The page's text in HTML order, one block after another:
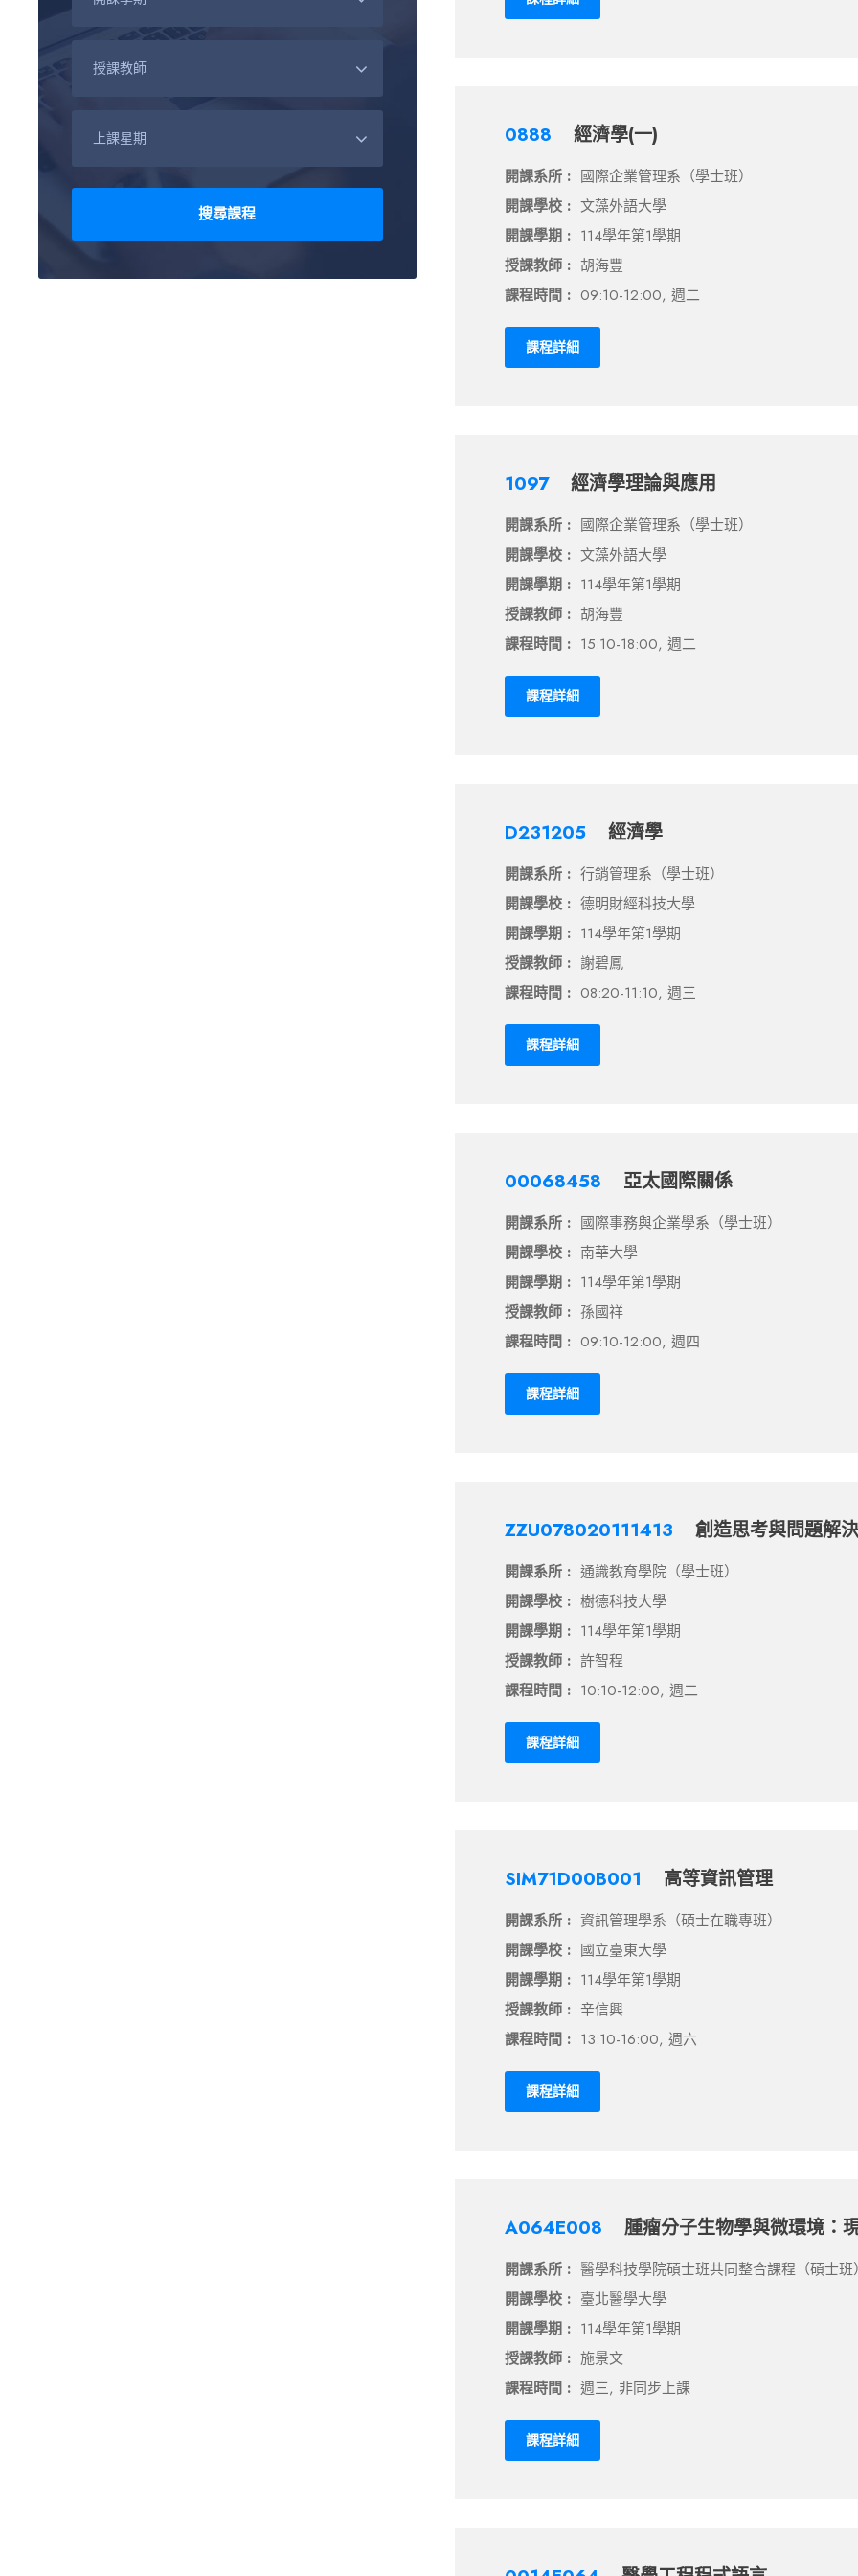
0888 經濟學(一)
開課系所 : 國際企業管理系（學士班）
開課學校 : 文藻外語大學
開課學期 : 114學年第1學期
授課教師 : 胡海豐
課程時間 : 09:10-12:00, 週二
課程詳細
1097 經濟學理論與應用
開課系所 : 國際企業管理系（學士班）
開課學校 : 文藻外語大學
開課學期 : 114學年第1學期
授課教師 : 胡海豐
課程時間 : 15:10-18:00, 週二
課程詳細
D231205 經濟學
開課系所 : 行銷管理系（學士班）
開課學校 : 德明財經科技大學
開課學期 : 114學年第1學期
授課教師 : 謝碧鳳
課程時間 : 08:20-11:10, 週三
課程詳細
00068458 亞太國際關係
開課系所 : 國際事務與企業學系（學士班）
開課學校 : 南華大學
開課學期 : 114學年第1學期
授課教師 : 孫國祥
課程時間 : 09:10-12:00, 週四
課程詳細
ZZU078020111413 創造思考與問題解決
開課系所 : 通識教育學院（學士班）
開課學校 : 樹德科技大學
開課學期 : 114學年第1學期
授課教師 : 許智程
課程時間 : 10:10-12:00, 週二
課程詳細
SIM71D00B001 高等資訊管理
開課系所 : 資訊管理學系（碩士在職專班）
開課學校 : 國立臺東大學
開課學期 : 114學年第1學期
授課教師 : 辛信興
課程時間 : 13:10-16:00, 週六
課程詳細
A064E008 腫瘤分子生物學與微環境：
開課系所 : 醫學科技學院碩士班共同整合課程（碩士班
開課學校 : 臺北醫學大學
開課學期 : 114學年第1學期
授課教師 : 施景文
課程時間 : 週三, 非同步上課
課程詳細